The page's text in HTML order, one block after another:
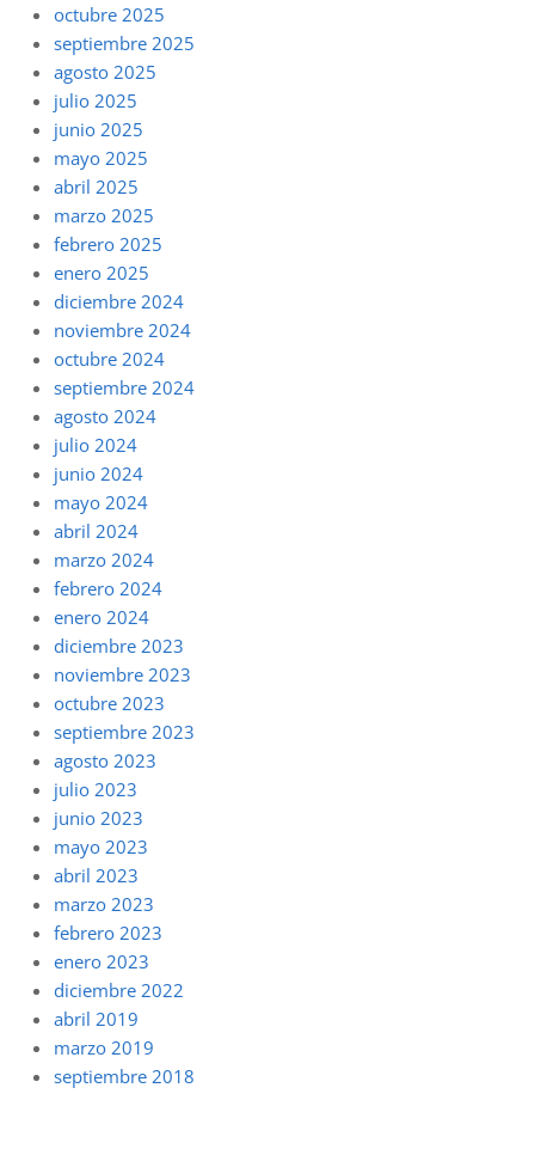
octubre 2025
septiembre 2025
agosto 2025
julio 2025
junio 2025
mayo 2025
abril 2025
marzo 2025
febrero 2025
enero 2025
diciembre 2024
noviembre 2024
octubre 2024
septiembre 2024
agosto 2024
julio 2024
junio 2024
mayo 2024
abril 2024
marzo 2024
febrero 2024
enero 2024
diciembre 2023
noviembre 2023
octubre 2023
septiembre 2023
agosto 2023
julio 2023
junio 2023
mayo 2023
abril 2023
marzo 2023
febrero 2023
enero 2023
diciembre 2022
abril 2019
marzo 2019
septiembre 2018